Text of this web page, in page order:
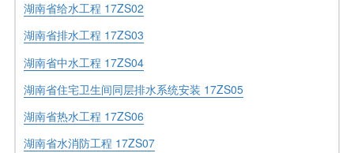
湖南省给水工程 17ZS02
湖南省排水工程 17ZS03
湖南省中水工程 17ZS04
湖南省住宅卫生间同层排水系统安装 17ZS05
湖南省热水工程 17ZS06
湖南省水消防工程 17ZS07